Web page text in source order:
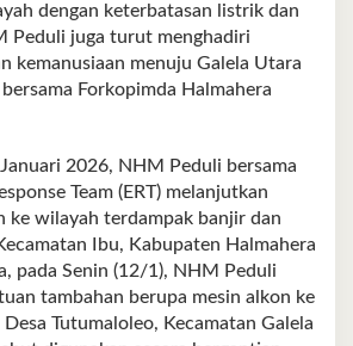
dengan keterbatasan listrik dan
Peduli juga turut menghadiri
kemanusiaan menuju Galela Utara
Forkopimda Halmahera
2026, NHM Peduli bersama
Team (ERT) melanjutkan
ke wilayah terdampak banjir dan
Ibu, Kabupaten Halmahera
pada Senin (12/1), NHM Peduli
tambahan berupa mesin alkon ke
Desa Tutumaloleo, Kecamatan Galela